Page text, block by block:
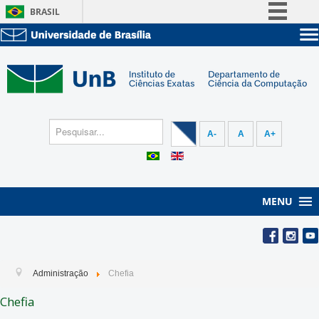
BRASIL
Participe
Legislação
Canais
Unidades acadêmicas
Estude na UnB
Administração
A- A A+
MENU
Administração Chefia
Chefia